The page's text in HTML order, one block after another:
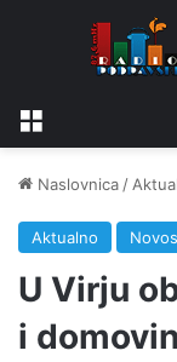
Naslovnica /
Aktualno
U Virju
i